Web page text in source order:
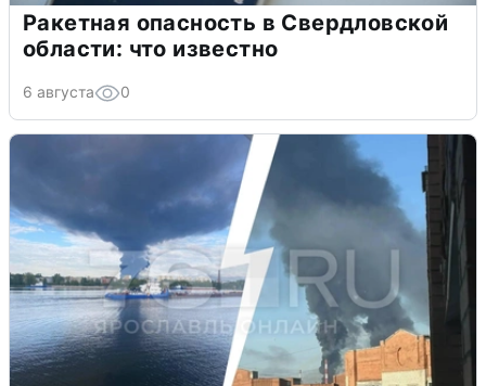
Ракетная опасность в Свердловской
области: что известно
6 августа 0